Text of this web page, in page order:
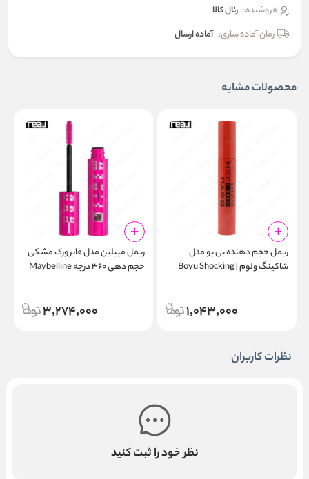
فروشنده: رئال كالا
زمان آماده سازی: آماده ارسال
محصولات مشابه
ریمل حجم‌ دهنده بی یو مدل
شاکینگ ولوم | Boyu Shocking
1,043,000
ریمل میبلین مدل فایر ورک مشکی
حجم دهی ۳۶۰ درجه Maybelline
3,274,000
نظرات کاربران
نظر خود را ثبت کنید